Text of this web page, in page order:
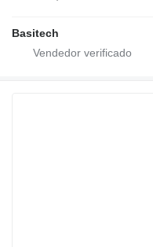
Basitech